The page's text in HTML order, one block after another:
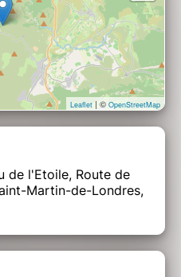
Leaflet | © OpenStreetMap
de l'Etoile, Route de
Martin-de-Londres,